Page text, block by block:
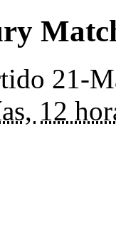
21-
12